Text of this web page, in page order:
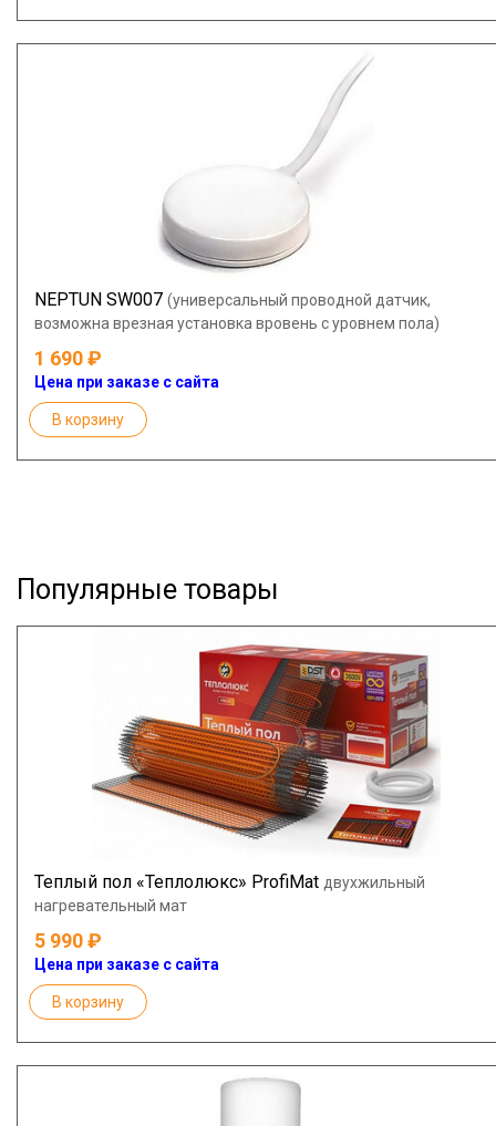
NEPTUN SW007 (универсальный проводной датчик,
возможна врезная установка вровень с уровнем пола)
1 690
Цена при заказе с сайта
В корзину
Популярные товары
Теплый пол «Теплолюкс» ProfiMat двухжильный
нагревательный мат
5 990
Цена при заказе с сайта
В корзину